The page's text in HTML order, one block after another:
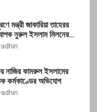
মন্ত্রী জাকারিয়া তাহেরর
নুরুল ইসলাম মিলনের
নাজির কামরুল ইসলামের
কর্মকাণ্ডের অভিযোগ